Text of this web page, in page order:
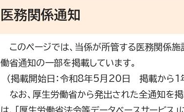
医務関係通知
このページでは、当係が所管する医務関係施
働省通知の一部を掲載しています。
（掲載開始日：令和8年5月20日 掲載から1
なお、厚生労働省から発出された全通知を掲
は、「厚生労働省法令等データベースサービス」